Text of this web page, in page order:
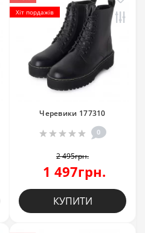
Хіт пордажів
Черевики 177310
0
2 495грн.
1 497грн.
КУПИТИ